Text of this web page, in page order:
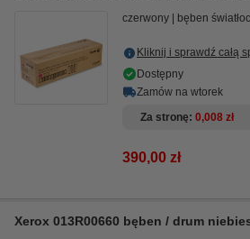
czerwony bęben
Kliknij i sprawdź całą
Dostępny
Zamów na wtorek
Za stronę 0,008 zł
390,00 zł
Xerox 013R00660 bęben / drum